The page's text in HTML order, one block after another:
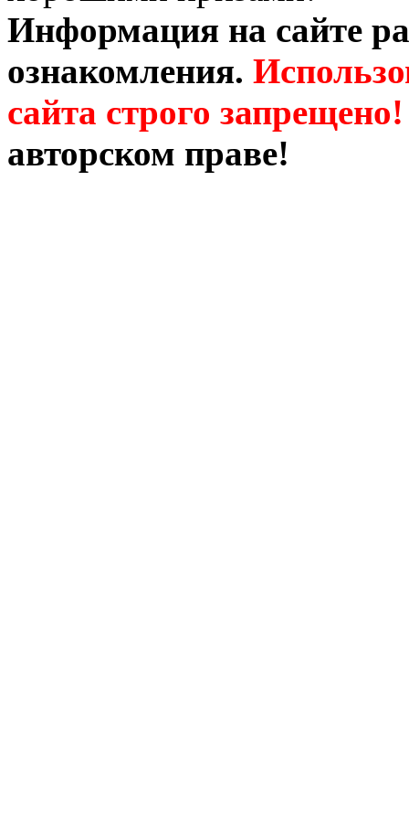
Информация на сайте
ознакомления.
сайта строго запрещено!
авторском праве!